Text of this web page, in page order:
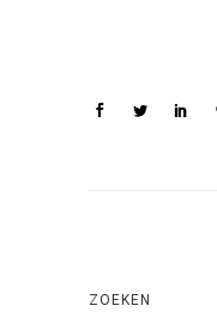
ZOEKEN